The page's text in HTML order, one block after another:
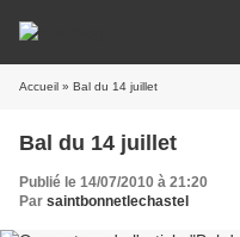
Accueil » Bal du 14 juillet
Bal du 14 juillet
Publié le 14/07/2010 à 21:20
Par saintbonnetlechastel